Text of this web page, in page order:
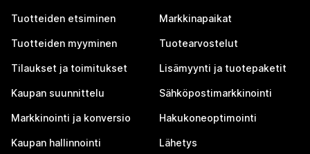
Tuotteiden etsiminen
Tuotteiden myyminen
Tilaukset ja toimitukset
Kaupan suunnittelu
Markkinointi ja konversio
Kaupan hallinnointi
Markkinapaikat
Tuotearvostelut
Lisämyynti ja tuotepaketit
Sähköpostimarkkinointi
Hakukoneoptimointi
Lähetys